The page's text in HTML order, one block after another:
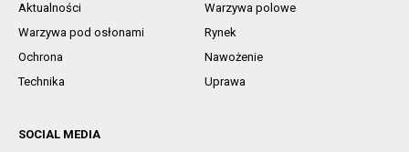
Aktualności
Warzywa polowe
Warzywa pod osłonami
Rynek
Ochrona
Nawożenie
Technika
Uprawa
SOCIAL MEDIA